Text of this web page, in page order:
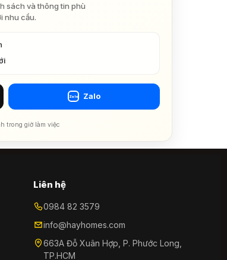
sách và thông tin phù
nhu cầu.
Zalo Zalo
trong giờ làm việc
Liên hệ
0984 82 3579
info@hayhomes.com
663A Đỗ Xuân Hợp, P. Phước Long,
TP.HCM